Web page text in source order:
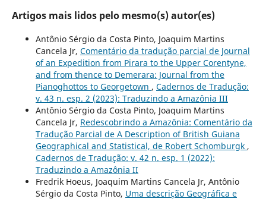
Artigos mais lidos pelo mesmo(s) autor(es)
Antônio Sérgio da Costa Pinto, Joaquim Martins
Cancela Jr, Comentário da tradução parcial de Journal
of an Expedition from Pirara to the Upper Corentyne,
and from thence to Demerara: Journal from the
Pianoghottos to Georgetown , Cadernos de Tradução:
v. 43 n. esp. 2 (2023): Traduzindo a Amazônia III
Antônio Sérgio da Costa Pinto, Joaquim Martins
Cancela Jr, Redescobrindo a Amazônia: Comentário da
Tradução Parcial de A Description of British Guiana
Geographical and Statistical, de Robert Schomburgk ,
Cadernos de Tradução: v. 42 n. esp. 1 (2022):
Traduzindo a Amazônia II
Fredrik Hoeus, Joaquim Martins Cancela Jr, Antônio
Sérgio da Costa Pinto, Uma descrição Geográfica e